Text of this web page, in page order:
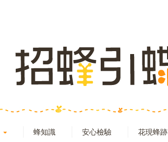
蜂知識 安心檢驗 花現蜂跡